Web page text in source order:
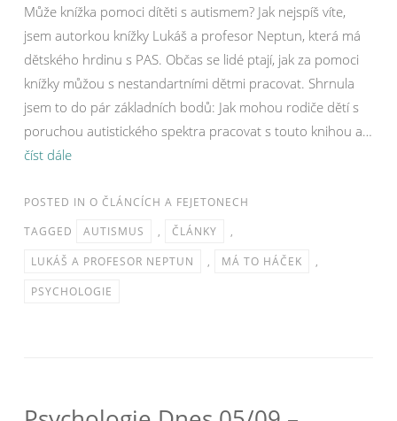
Může knížka pomoci dítěti s autismem? Jak nejspíš víte,
jsem autorkou knížky Lukáš a profesor Neptun, která má
dětského hrdinu s PAS. Občas se lidé ptají, jak za pomoci
knížky můžou s nestandartními dětmi pracovat. Shrnula
jsem to do pár základních bodů: Jak mohou rodiče dětí s
poruchou autistického spektra pracovat s touto knihou a…
číst dále
POSTED IN O ČLÁNCÍCH A FEJETONECH
TAGGED
AUTISMUS , ČLÁNKY
,
LUKÁŠ A PROFESOR NEPTUN
, MÁ TO HÁČEK
,
PSYCHOLOGIE